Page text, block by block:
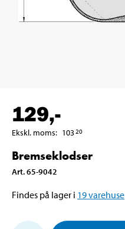
129,-
Ekskl. moms: 10320
Bremseklodser
Art.65-9042
Findes på lager i 19varehuse